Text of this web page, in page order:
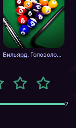
Бильярд. Головоломка.
2